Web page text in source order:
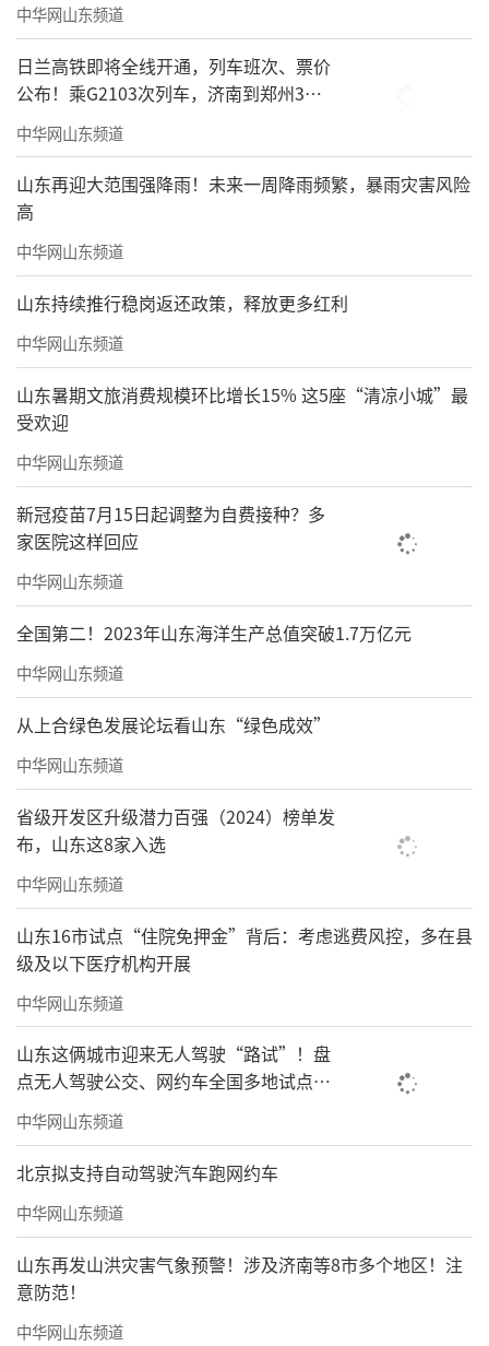
中华网山东频道
日兰高铁即将全线开通，列车班次、票价
公布！乘G2103次列车，济南到郑州3小
时到达
中华网山东频道
山东再迎大范围强降雨！未来一周降雨频繁，暴雨灾害风险
高
中华网山东频道
山东持续推行稳岗返还政策，释放更多红利
中华网山东频道
山东暑期文旅消费规模环比增长15% 这5座“清凉小城”最
受欢迎
中华网山东频道
新冠疫苗7月15日起调整为自费接种？多
家医院这样回应
中华网山东频道
全国第二！2023年山东海洋生产总值突破1.7万亿元
中华网山东频道
从上合绿色发展论坛看山东“绿色成效”
中华网山东频道
省级开发区升级潜力百强（2024）榜单发
布，山东这8家入选
中华网山东频道
山东16市试点“住院免押金”背后：考虑逃费风控，多在县
级及以下医疗机构开展
中华网山东频道
山东这俩城市迎来无人驾驶“路试”！盘
点无人驾驶公交、网约车全国多地试点之
路
中华网山东频道
北京拟支持自动驾驶汽车跑网约车
中华网山东频道
山东再发山洪灾害气象预警！涉及济南等8市多个地区！注
意防范！
中华网山东频道